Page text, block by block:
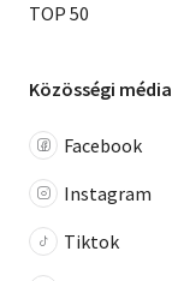
TOP 50
Közösségi média
Facebook
Instagram
Tiktok